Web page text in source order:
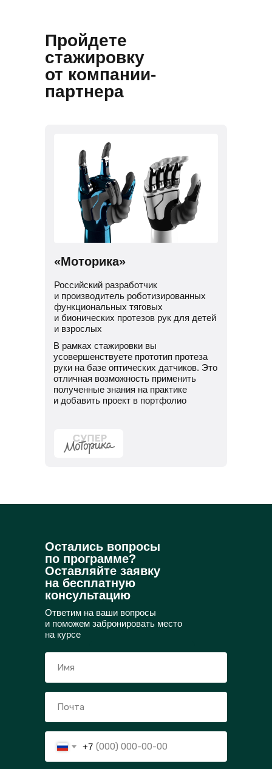
«Моторика»
Пройдете
стажировку
от компании-
партнера
В рамках стажировки вы
усовершенствуете прототип протеза
руки на базе оптических датчиков. Это
отличная возможность применить
полученные знания на практике
и добавить проект в портфолио
Российский разработчик
и производитель роботизированных
функциональных тяговых
и бионических протезов рук для детей
и взрослых
Остались вопросы
по программе?
Оставляйте заявку
на бесплатную
консультацию
Ответим на ваши вопросы
и поможем забронировать место
на курсе
+7